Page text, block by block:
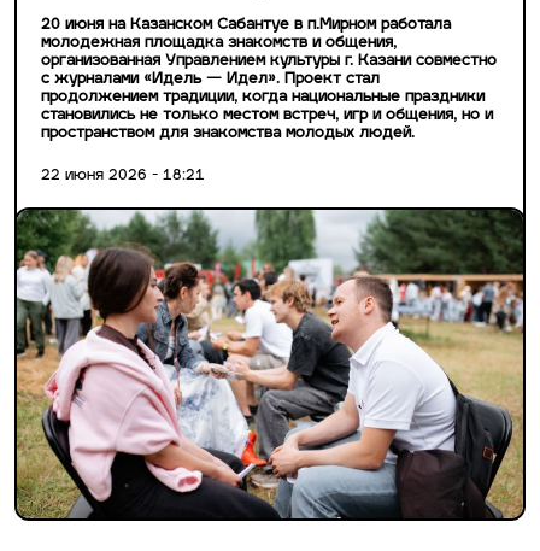
20 июня на Казанском Сабантуе в п.Мирном работала
молодежная площадка знакомств и общения,
организованная Управлением культуры г. Казани совместно
с журналами «Идель — Идел». Проект стал
продолжением традиции, когда национальные праздники
становились не только местом встреч, игр и общения, но и
пространством для знакомства молодых людей.
22 июня 2026 - 18:21